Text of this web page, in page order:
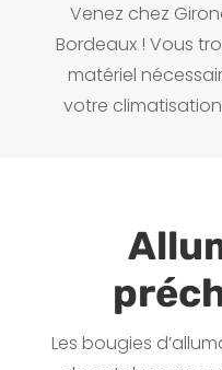
Venez chez
Bordeaux ! Vous
matériel
votre
Les bougies